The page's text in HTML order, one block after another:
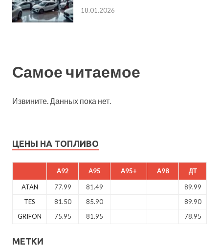
18.01.2026
Самое читаемое
Извините. Данных пока нет.
ЦЕНЫ НА ТОПЛИВО
A92 A95 A95+ A98 ДТ
ATAN 77.99 81.49
89.99
TES
81.50 85.90
89.90
GRIFON
75.95 81.95 78.95
МЕТКИ